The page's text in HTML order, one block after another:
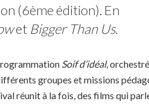
(6ème édition). En
et Bigger Than Us.
Soif d’idéal,
groupes et missions
réunit à la fois, des films qui